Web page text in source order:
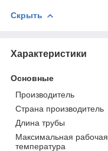
Скрыть
Характеристики
Основные
Производитель
Страна производитель
Длина трубы
Максимальная рабочая
температура